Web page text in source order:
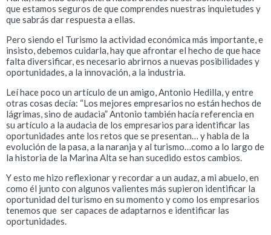
que estamos seguros de que comprendes nuestras inquietudes y
que sabrás dar respuesta a ellas.
Pero siendo el Turismo la actividad económica más importante, e
insisto, debemos cuidarla, hay que afrontar el hecho de que hace
falta diversificar, es necesario abrirnos a nuevas posibilidades y
oportunidades, a la innovación, a la industria.
Leí hace poco un artículo de un amigo, Antonio Hedilla, y entre
otras cosas decía: “Los mejores empresarios no están hechos de
lágrimas, sino de audacia” Antonio también hacía referencia en
su artículo a la audacia de los empresarios para identificar las
oportunidades ante los retos que se presentan… y habla de la
evolución de la pasa, a la naranja y al turismo…como a lo largo de
la historia de la Marina Alta se han sucedido estos cambios.
Y esto me hizo reflexionar y recordar a un audaz, a mi abuelo, en
como él junto con algunos valientes más supieron identificar la
oportunidad del turismo en su momento y como los empresarios
tenemos que ser capaces de adaptarnos e identificar las
oportunidades.